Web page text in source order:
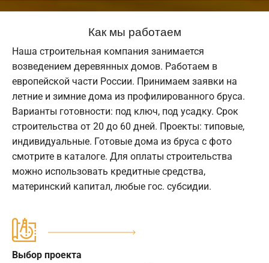
Как мы работаем
Наша строительная компания занимается
возведением деревянных домов. Работаем в
европейской части России. Принимаем заявки на
летние и зимние дома из профилированного бруса.
Варианты готовности: под ключ, под усадку. Срок
строительства от 20 до 60 дней. Проекты: типовые,
индивидуальные. Готовые дома из бруса с фото
смотрите в каталоге. Для оплаты строительства
можно использовать кредитные средства,
материнский капитал, любые гос. субсидии.
Выбор проекта